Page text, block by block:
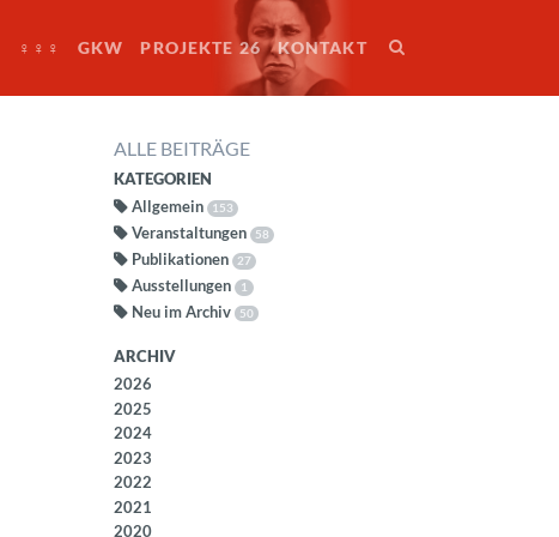
♀♀♀ GKW PROJEKTE 26 KONTAKT
ALLE BEITRÄGE
KATEGORIEN
Allgemein 153
Veranstaltungen 58
Publikationen 27
Ausstellungen 1
Neu im Archiv 50
ARCHIV
2026
2025
2024
2023
2022
2021
2020